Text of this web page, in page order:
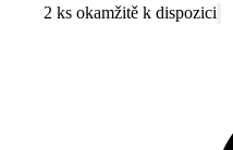
2 ks okamžitě k dispozici